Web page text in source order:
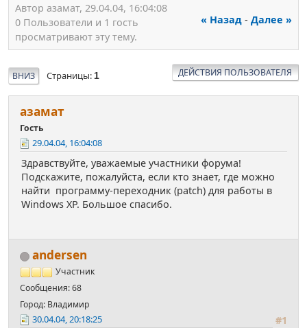
Автор азамат, 29.04.04, 16:04:08
« Назад - Далее »
0 Пользователи и 1 гость
просматривают эту тему.
ВНИЗ Страницы 1 ДЕЙСТВИЯ ПОЛЬЗОВАТЕЛЯ
азамат
Гость
29.04.04, 16:04:08
Здравствуйте, уважаемые участники форума!
Подскажите, пожалуйста, если кто знает, где можно
найти программу-переходник (patch) для работы в
Windows XP. Большое спасибо.
andersen
Участник
Сообщения: 68
Город: Владимир
#1
30.04.04, 20:18:25